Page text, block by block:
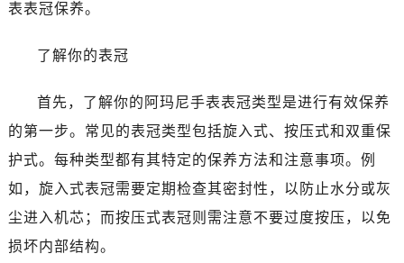
郑州市二七区铭功路10号华润大厦写字楼29层2905室（需提前预约）
太原市迎泽区解放路15号亨得利名表服务中心（品牌授权店）3层整层（需提前预约）
沈阳市沈河区中街路137号亨得利名表服务中心（品牌授权店）1层整层（需提前预约）
沈阳市沈河区中街路83号亨得利名表服务中心（品牌授权店）1层整层（需提前预约）
表表冠保养。
了解你的表冠
首先，了解你的阿玛尼手表表冠类型是进行有效保养
的第一步。常见的表冠类型包括旋入式、按压式和双重保
护式。每种类型都有其特定的保养方法和注意事项。例
如，旋入式表冠需要定期检查其密封性，以防止水分或灰
尘进入机芯；而按压式表冠则需注意不要过度按压，以免
损坏内部结构。